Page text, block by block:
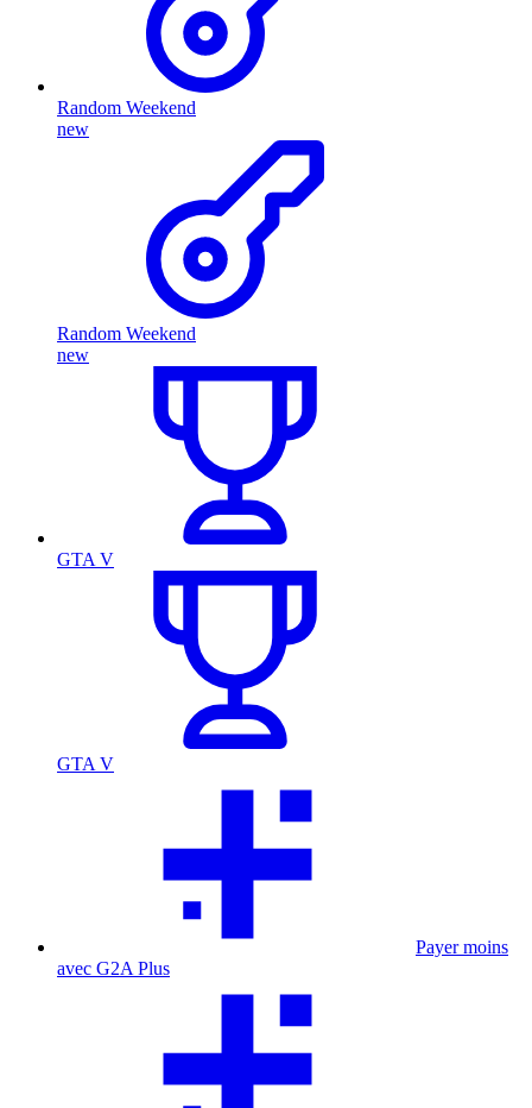
Random Weekend
new
Random Weekend
new
GTA V
GTA V
Payer moins
avec G2A Plus